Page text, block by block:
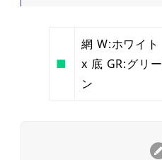
■
網 W:ホワイト
x 底 GR:グリー
ン